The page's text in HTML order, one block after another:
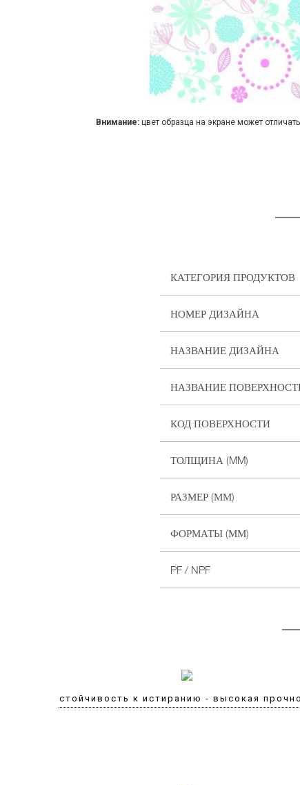
Внимание:цвет образца на экране может
КАТЕГОРИЯ ПРОДУКТОВ
НОМЕР ДИЗАЙНА
НАЗВАНИЕ ДИЗАЙНА
НАЗВАНИЕ
КОД ПОВЕРХНОСТИ
ТОЛЩИНА (MM)
РАЗМЕР (ММ)
ФОРМАТЫ (ММ)
PF / NPF
Устойчивость к истиранию - высокая